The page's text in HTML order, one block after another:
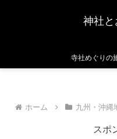
神社
寺社めぐりの
ホーム 九州・沖縄
スポ